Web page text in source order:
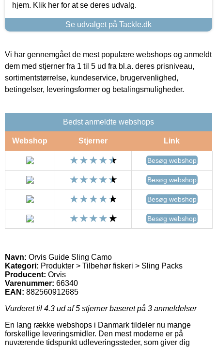
hjem. Klik her for at se deres udvalg.
Se udvalget på Tackle.dk
Vi har gennemgået de mest populære webshops og anmeldt
dem med stjerner fra 1 til 5 ud fra bl.a. deres prisniveau,
sortimentstørrelse, kundeservice, brugervenlighed,
betingelser, leveringsformer og betalingsmuligheder.
Bedst anmeldte webshops
Webshop Stjerner Link
Besøg webshop
Besøg webshop
Besøg webshop
Besøg webshop
Navn: Orvis Guide Sling Camo
Kategori: Produkter > Tilbehør fiskeri > Sling Packs
Producent: Orvis
Varenummer: 66340
EAN: 882560912685
Vurderet til 4.3 ud af 5 stjerner baseret på 3 anmeldelser
En lang række webshops i Danmark tildeler nu mange
forskellige leveringsmidler. Den mest moderne er på
nuværende tidspunkt udleveringssteder, som giver dig